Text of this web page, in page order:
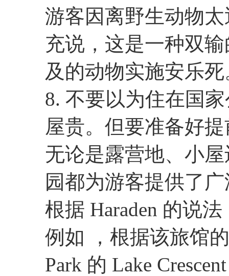
游客因离野生动物太
充说，这是一种双
及的动物实施安乐死
8. 不要以为住在国
屋贵。但要准备好
无论是露营地、小
园都为游客提供了
根据 Haraden 的说
例如 ，根据该旅馆
Park 的 Lake